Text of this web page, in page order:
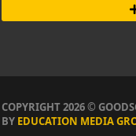
COPYRIGHT 2026 ©
BY EDUCATION MEDIA